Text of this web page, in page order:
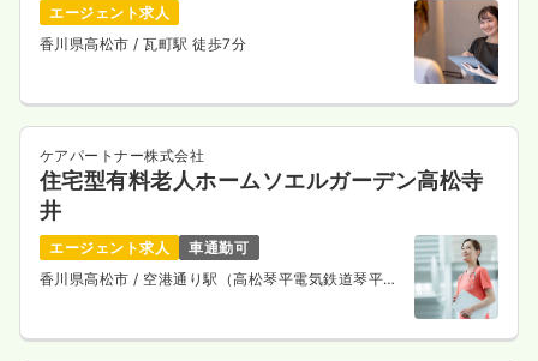
エージェント求人
香川県高松市 / 瓦町駅 徒歩7分
ケアパートナー株式会社
住宅型有料老人ホームソエルガーデン高松寺
井
エージェント求人
車通勤可
香川県高松市 / 空港通り駅（高松琴平電気鉄道琴平